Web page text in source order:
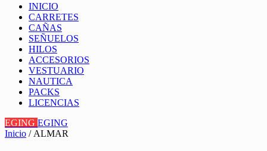
INICIO
CARRETES
CAÑAS
SEÑUELOS
HILOS
ACCESORIOS
VESTUARIO
NAUTICA
PACKS
LICENCIAS
EGING EGING
Inicio / ALMAR